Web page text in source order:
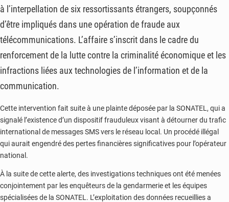
à l’interpellation de six ressortissants étrangers, soupçonnés
d’être impliqués dans une opération de fraude aux
télécommunications. L’affaire s’inscrit dans le cadre du
renforcement de la lutte contre la criminalité économique et les
infractions liées aux technologies de l’information et de la
communication.
Cette intervention fait suite à une plainte déposée par la SONATEL, qui a
signalé l’existence d’un dispositif frauduleux visant à détourner du trafic
international de messages SMS vers le réseau local. Un procédé illégal
qui aurait engendré des pertes financières significatives pour l’opérateur
national.
À la suite de cette alerte, des investigations techniques ont été menées
conjointement par les enquêteurs de la gendarmerie et les équipes
spécialisées de la SONATEL. L’exploitation des données recueillies a